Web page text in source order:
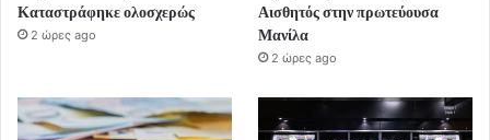
Καταστράφηκε ολοσχερώς
2 ώρες ago
Αισθητός στην πρωτεύουσα
Μανίλα
2 ώρες ago